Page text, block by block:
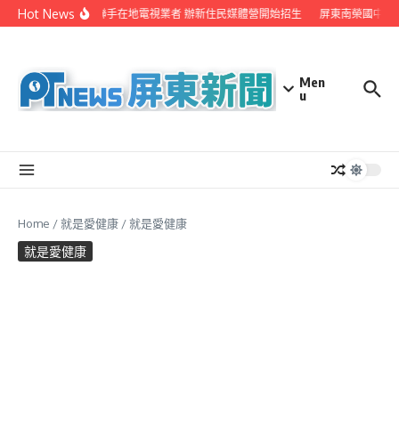
Skip to content
Hot News屏縣府聯手在地電視業者 辦新住民媒體營開始招生 屏東南榮國中赴
Men
u
Home /就是愛健康 /就是愛健康
就是愛健康